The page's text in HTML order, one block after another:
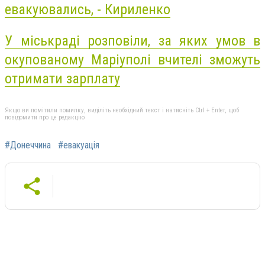
евакуювались, - Кириленко
У міськраді розповіли, за яких умов в
окупованому Маріуполі вчителі зможуть
отримати зарплату
Якщо ви помітили помилку, виділіть необхідний текст і натисніть Ctrl + Enter, щоб
повідомити про це редакцію
#Донеччина #евакуація